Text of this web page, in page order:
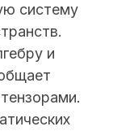
систему
и